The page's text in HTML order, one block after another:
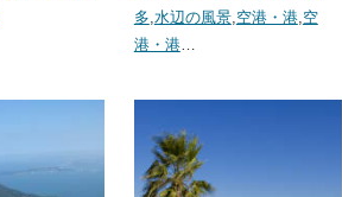
多 水辺の風景, 空港・港, 空
港・港…